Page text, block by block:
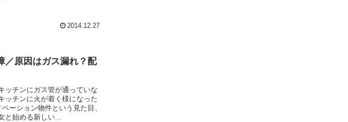
2014.12.27
／原因はガス漏れ？配
ッチンにガス管が通っていな
ッチンに火が着く様になった
ーション物件という見た目、
と始める新しい...